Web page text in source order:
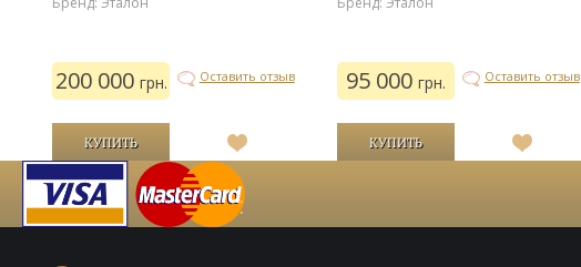
200 000 грн. Оставить отзыв
В
список
желаний
95 000грн. Оставить отзыв
В